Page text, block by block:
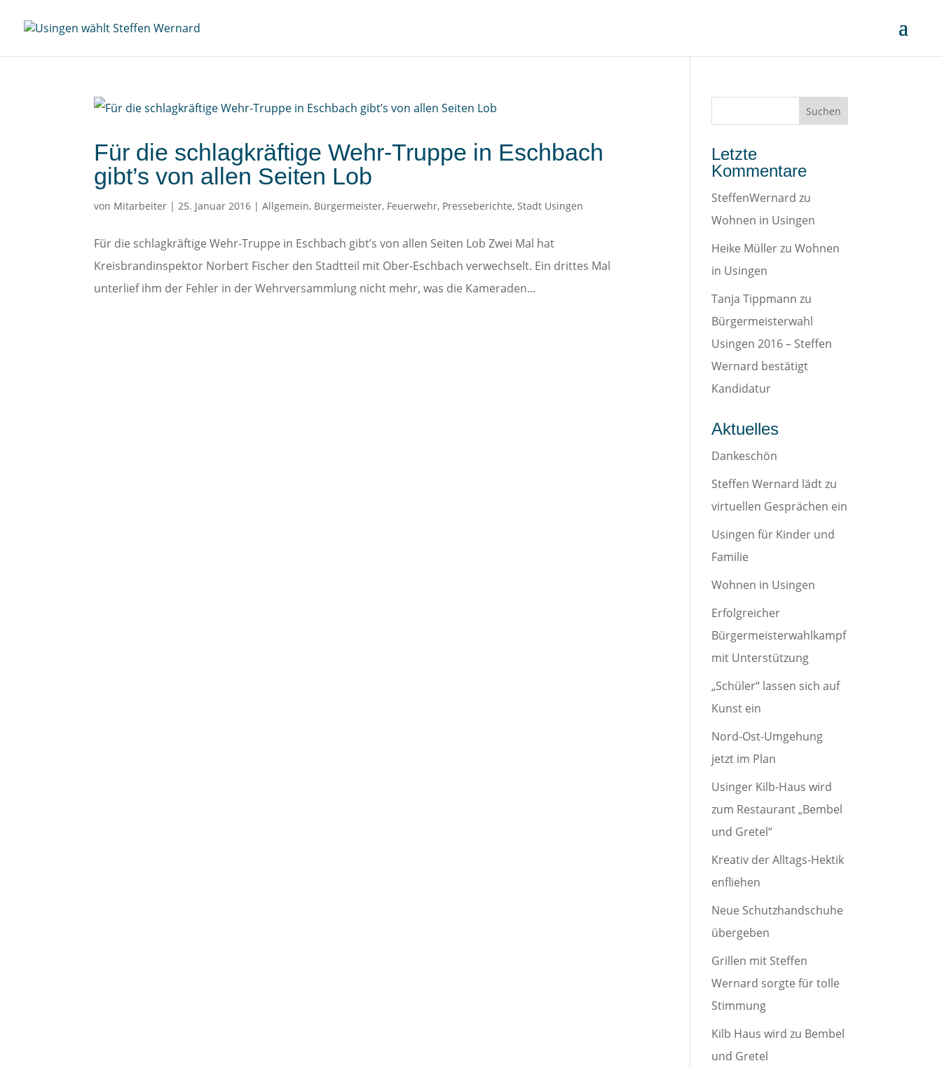
Für die schlagkräftige Wehr-Truppe in Eschbach
gibt’s von allen Seiten Lob
von Mitarbeiter |25. Januar 2016 |Allgemein, Bürgermeister, Feuerwehr, Presseberichte,Stadt Usingen
Für die schlagkräftige Wehr-Truppe in Eschbach gibt’s von allen Seiten Lob Zwei Mal hat
Kreisbrandinspektor Norbert Fischer den Stadtteil mit Ober-Eschbach verwechselt. Ein drittes Mal
unterlief ihm der Fehler in der Wehrversammlung nicht mehr, was die Kameraden...
Letzte
Kommentare
SteffenWernard zu
Wohnen in Usingen
Heike MüllerzuWohnen
in Usingen
Tanja Tippmann zu
Bürgermeisterwahl
Usingen 2016 – Steffen
Wernard bestätigt
Kandidatur
Aktuelles
Dankeschön
Steffen Wernard lädt zu
virtuellen Gesprächen ein
Usingen für Kinder und
Familie
Wohnen in Usingen
Erfolgreicher
Bürgermeisterwahlkampf
mit Unterstützung
„Schüler“ lassen sich auf
Kunst ein
Nord-Ost-Umgehung
jetzt im Plan
Usinger Kilb-Haus wird
zum Restaurant „Bembel
und Gretel“
Kreativ der Alltags-Hektik
enfliehen
Neue Schutzhandschuhe
übergeben
Grillen mit Steffen
Wernard sorgte für tolle
Stimmung
Kilb Haus wird zu Bembel
und Gretel